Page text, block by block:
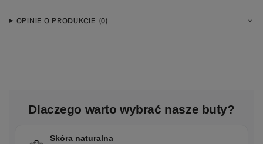
OPINIE O PRODUKCIE (0)
Dlaczego warto wybrać nasze buty?
Skóra naturalna